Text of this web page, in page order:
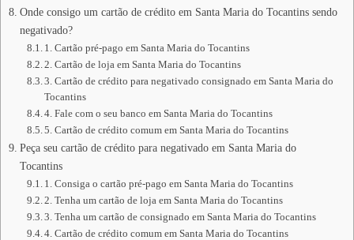
Onde consigo um cartão de crédito em Santa Maria do Tocantins sendo
negativado?
1. Cartão pré-pago em Santa Maria do Tocantins
2. Cartão de loja em Santa Maria do Tocantins
3. Cartão de crédito para negativado consignado em Santa Maria do
Tocantins
4. Fale com o seu banco em Santa Maria do Tocantins
5. Cartão de crédito comum em Santa Maria do Tocantins
Peça seu cartão de crédito para negativado em Santa Maria do
Tocantins
1. Consiga o cartão pré-pago em Santa Maria do Tocantins
2. Tenha um cartão de loja em Santa Maria do Tocantins
3. Tenha um cartão de consignado em Santa Maria do Tocantins
4. Cartão de crédito comum em Santa Maria do Tocantins